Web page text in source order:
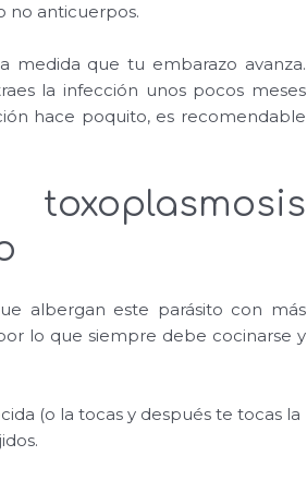
no anticuerpos.
medida que tu embarazo avanza.
la infección unos pocos meses
hace poquito, es recomendable
albergan este parásito con más
lo que siempre debe cocinarse y
(o la tocas y después te tocas la